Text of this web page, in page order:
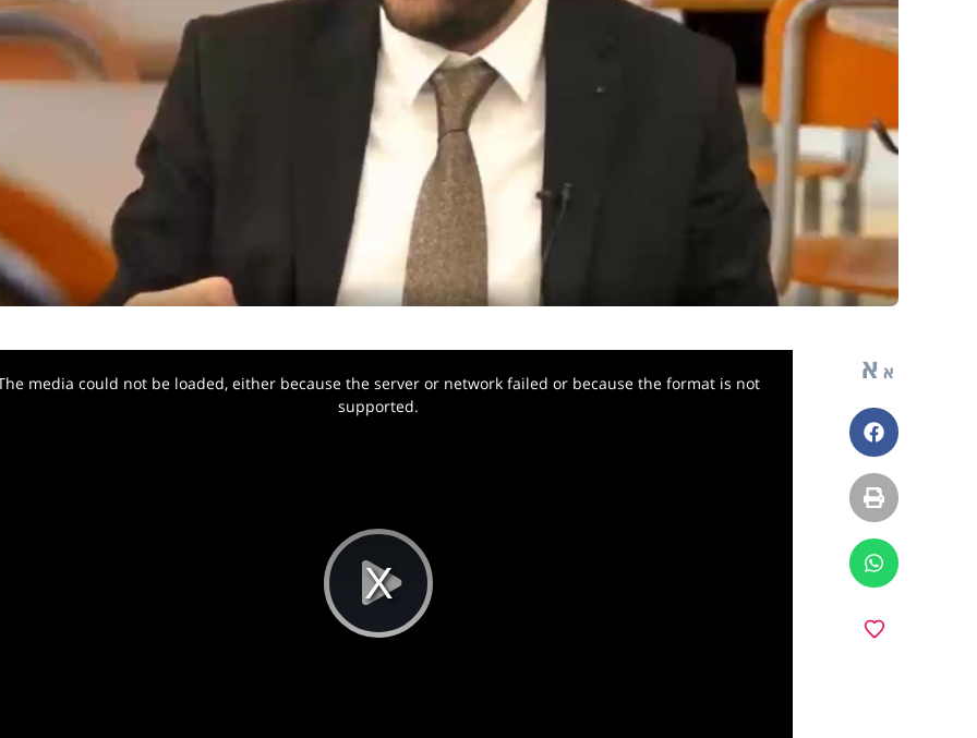
א א
פייסבוק
הדפסה
ווטסאפ
Play
media could not be loaded, either because the server or network failed or because the format is not
supported.